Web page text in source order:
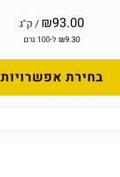
₪93.00 / ק"ג
₪9.30 ל-100 גרם
בחירת אפשרויות